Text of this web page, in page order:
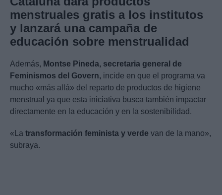
menstruales gratis a los institutos
y lanzará una campaña de
educación sobre menstrualidad
Además, Montse Pineda, secretaria general de
Feminismos del Govern, incide en que el programa va
mucho «más allá» del reparto de productos de higiene
menstrual ya que esta iniciativa busca también impactar
directamente en la educación y en la sostenibilidad.
«La transformación feminista y verde van de la mano»,
subraya.